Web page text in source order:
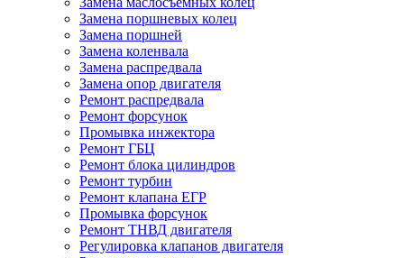
Замена поршневых колец
Замена поршней
Замена коленвала
Замена распредвала
Замена опор двигателя
Ремонт распредвала
Ремонт форсунок
Промывка инжектора
Ремонт ГБЦ
Ремонт блока цилиндров
Ремонт турбин
Ремонт клапана ЕГР
Промывка форсунок
Ремонт ТНВД двигателя
Регулировка клапанов двигателя